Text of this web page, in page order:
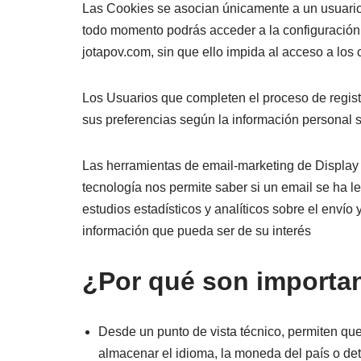
Las Cookies se asocian únicamente a un
todo momento podrás acceder a la
jotapov.com, sin que ello impida al acceso a
Los Usuarios que completen el proceso de
sus preferencias según la información personal
Las herramientas de email-marketing de
tecnología nos permite saber si un email se ha
estudios estadísticos y analíticos sobre el envío
información que pueda ser de su interés
¿Por qué son
Desde un punto de vista técnico, permiten
almacenar el idioma, la moneda del país o